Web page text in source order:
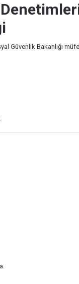
Güvenlik Bakanlığı